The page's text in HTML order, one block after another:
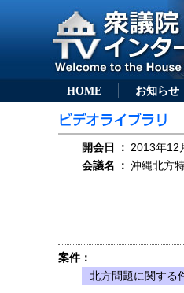
HOME お知らせ
開会日 ： 2013年12
会議名
： 沖縄北方
案件：
北方問題に関する